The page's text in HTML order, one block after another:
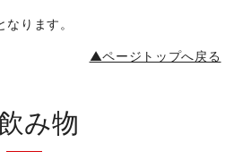
ります。
▲ページトップへ戻る
み物